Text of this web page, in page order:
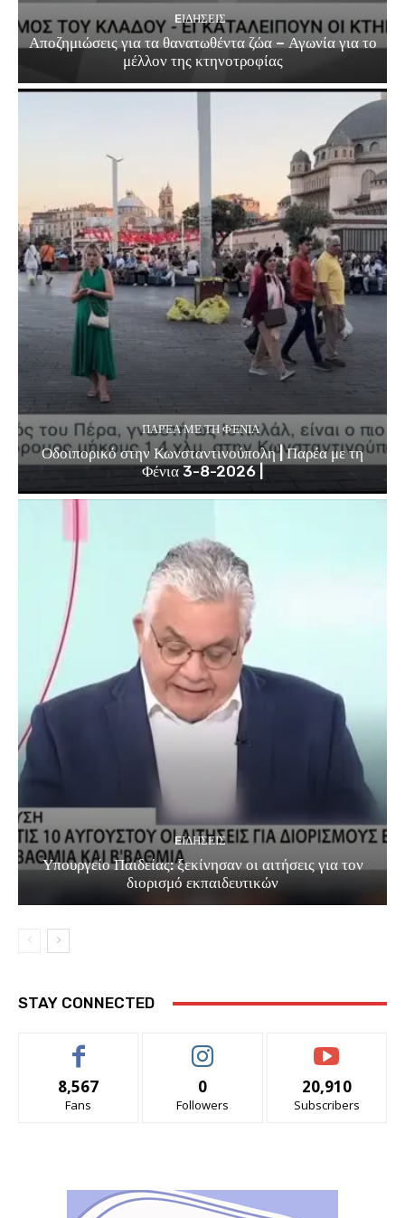
EΙΔΗΣΕΙΣ
Αποζημιώσεις για τα θανατωθέντα ζώα – Αγωνία για το
μέλλον της κτηνοτροφίας
ΠΑΡΈΑ ΜΕ ΤΗ ΦΈΝΙΑ
Οδοιπορικό στην Κωνσταντινούπολη | Παρέα με τη
Φένια 3-8-2026 |
EΙΔΗΣΕΙΣ
Υπουργείο Παιδείας: ξεκίνησαν οι αιτήσεις για τον
διορισμό εκπαιδευτικών
STAY CONNECTED
8,567
Fans
0
Followers
20,910
Subscribers